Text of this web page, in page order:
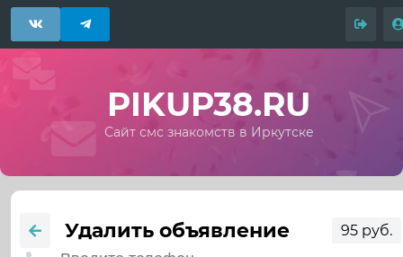
PIKUP38.RU
Сайт смс знакомств в Иркутске
Удалить объявление 95 руб.